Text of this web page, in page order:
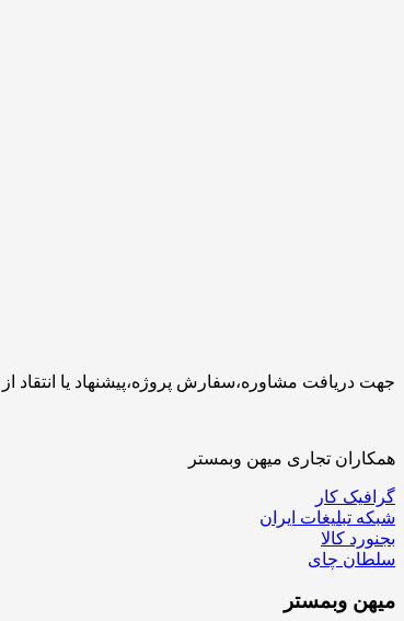
جهت دریافت مشاوره،سفارش پروژه،پیشنهاد یا انتقاد از تیم میهن وبمستر با ما
همکاران تجاری میهن وبمستر
گرافیک کار
شبکه تبلیغات ایران
بجنورد کالا
سلطان چای
میهن وبمستر